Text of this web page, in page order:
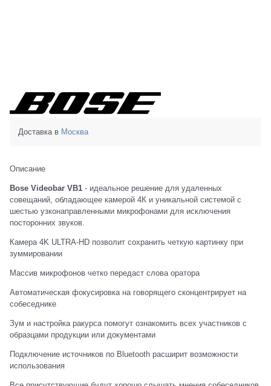
Доставка в Москва
Описание
Bose Videobar VB1 - идеальное решение для удаленных
совещаний, обладающее камерой 4К и уникальной системой с
шестью узконаправленными микрофонами для исключения
посторонних звуков.
Камера 4K ULTRA-HD позволит сохранить четкую картинку при
зуммировании
Массив микрофонов четко передаст слова оратора
Автоматическая фокусировка на говорящего сконцентрирует на
собеседнике
Зум и настройка ракурса помогут ознакомить всех участников с
образцами продукции или документами
Подключение источников по Bluetooth расширит возможности
использования